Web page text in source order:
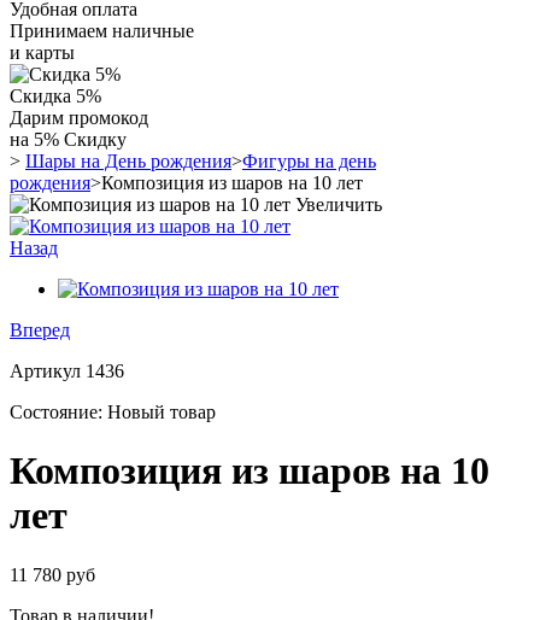
Удобная оплата
Принимаем наличные
и карты
Скидка 5%
Дарим промокод
на 5% Скидку
> Шары на День рождения>Фигуры на день
рождения>Композиция из шаров на 10 лет
Увеличить
Назад
Вперед
Артикул 1436
Состояние: Новый товар
Композиция из шаров на 10
лет
11 780 руб
Товар в наличии!